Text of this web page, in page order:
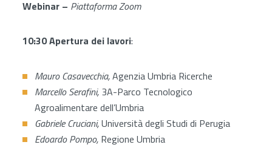
Webinar – Piattaforma Zoom
10:30 Apertura dei lavori:
Mauro Casavecchia,Agenzia Umbria Ricerche
Marcello Serafini, 3A-Parco Tecnologico
Agroalimentare dell’Umbria
Gabriele Cruciani,Università degli Studi di Perugia
Edoardo Pompo, Regione Umbria